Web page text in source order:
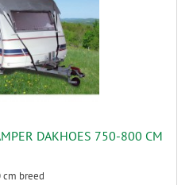
DAKHOES 750-800 CM
cm breed